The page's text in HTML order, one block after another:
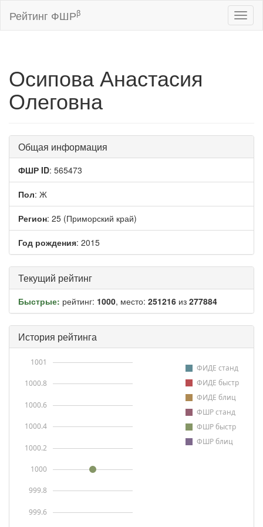
Рейтинг ФШРβ
Осипова Анастасия
Олеговна
Общая информация
ФШР ID: 565473
Пол: Ж
Регион: 25 (Приморский край)
Год рождения: 2015
Текущий рейтинг
Быстрые: рейтинг: 1000, место: 251216 из 277884
История рейтинга
ФИДЕ станд
ФИДЕ быстр
ФИДЕ блиц
ФШР станд
ФШР быстр
ФШР блиц
999.6
999.8
1000
1000.2
1000.4
1000.6
1000.8
1001